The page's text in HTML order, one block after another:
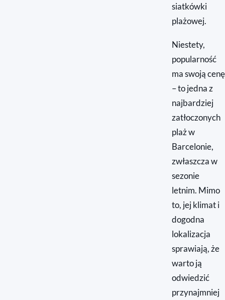
siatkówki
plażowej.
Niestety,
popularność
ma swoją cenę
– to jedna z
najbardziej
zatłoczonych
plaż w
Barcelonie,
zwłaszcza w
sezonie
letnim. Mimo
to, jej klimat i
dogodna
lokalizacja
sprawiają, że
warto ją
odwiedzić
przynajmniej